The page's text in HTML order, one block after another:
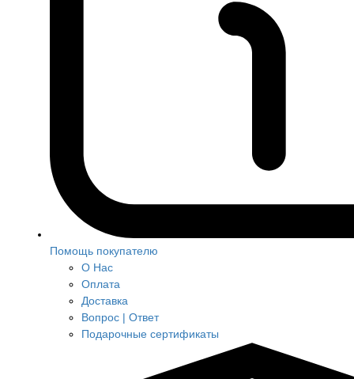
Помощь покупателю
О Нас
Оплата
Доставка
Вопрос | Ответ
Подарочные сертификаты